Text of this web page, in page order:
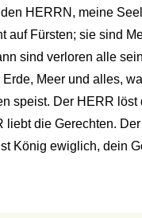
HERRN, meine
auf Fürsten; sie sind
sind verloren alle
Meer und alles,
speist. Der HERR
die Gerechten.
König ewiglich, dein